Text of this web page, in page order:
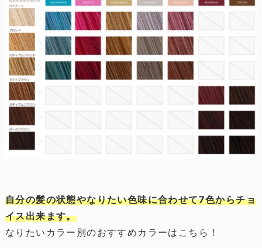
自分の髪の状態やなりたい色味に合わせて7色からチョ
イス出来ます。
なりたいカラー別のおすすめカラーはこちら！